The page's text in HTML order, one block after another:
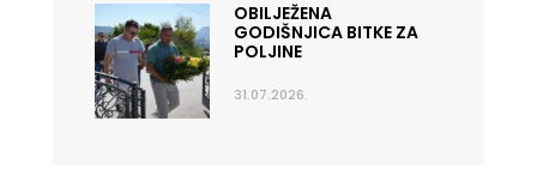
OBILJEŽENA
GODIŠNJICA BITKE ZA
POLJINE
31.07.2026.